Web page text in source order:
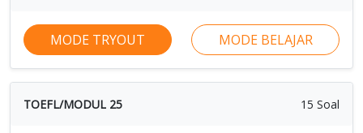
MODE TRYOUT MODE BELAJAR
TOEFL/MODUL 25 15 Soal